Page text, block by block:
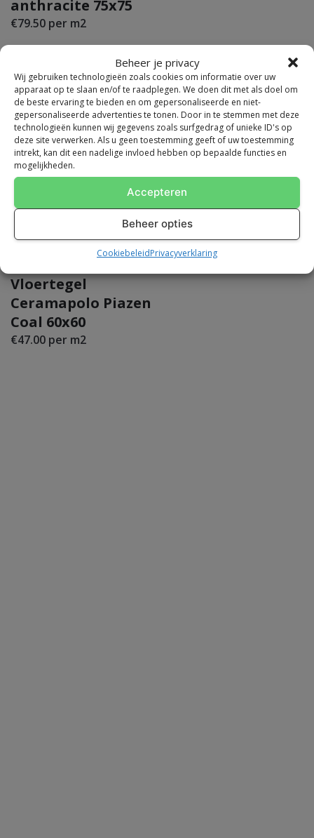
Beheer je privacy
Wij gebruiken technologieën zoals cookies om informatie over uw
apparaat op te slaan en/of te raadplegen. We doen dit met als doel om
de beste ervaring te bieden en om gepersonaliseerde en niet-
gepersonaliseerde advertenties te tonen. Door in te stemmen met deze
technologieën kunnen wij gegevens zoals surfgedrag of unieke ID's op
deze site verwerken. Als u geen toestemming geeft of uw toestemming
intrekt, kan dit een nadelige invloed hebben op bepaalde functies en
mogelijkheden.
Accepteren
Beheer opties
CookiebeleidPrivacyverklaring
Prijs per
verpakking
€ 277.92
rde
Dikte
6mm
Glans / Mat
Mat
Materiaal
e structuur
Vlak
Sfeer /
XXL Tegels
Sortering
1e keus
Vorstbeste
ndig
Ja
anthracite 75x75
€79.50 per m2
Vloertegel
Ceramapolo Piazen
Coal 60x60
€47.00 per m2
×
We zijn gesloten van zaterdag 25 juli tot en met maandag 10
De webshop is 24/7 geopend en bestellingen worden direct
verwerkt.
Vanaf 11 augustus staan we weer voor u klaar.